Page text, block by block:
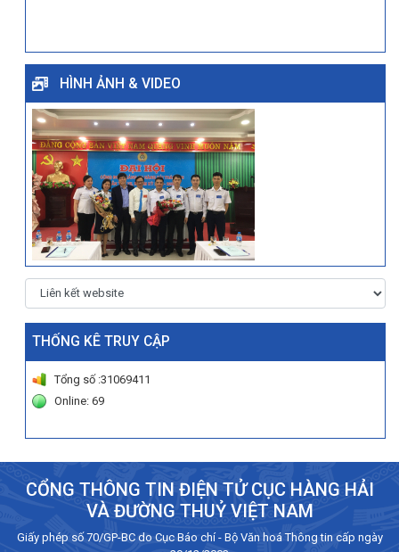
HÌNH ẢNH & VIDEO
THỐNG KÊ TRUY CẬP
Tổng số :31069411
Online: 69
CỔNG THÔNG TIN ĐIỆN TỬ CỤC HÀNG HẢI
VÀ ĐƯỜNG THUỶ VIỆT NAM
Giấy phép số 70/GP-BC do Cục Báo chí - Bộ Văn hoá Thông tin cấp ngày